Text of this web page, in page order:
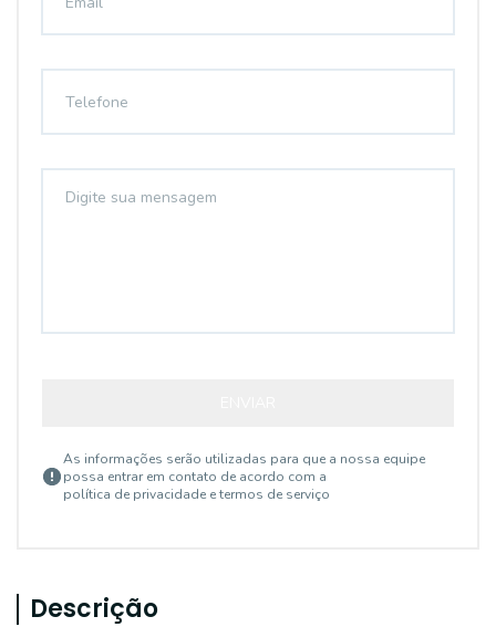
As informações serão utilizadas para que a nossa equipe
possa entrar em contato de acordo com a
política de privacidade e termos de serviço
Descrição